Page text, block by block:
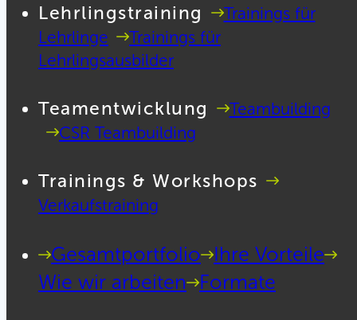
Lehrlingstraining
Trainings für
Lehrlinge
Trainings für
Lehrlingsausbilder
Teamentwicklung
Teambuilding
CSR Teambuilding
Trainings & Workshops
Verkaufstraining
Gesamtportfolio
Ihre Vorteile
Wie wir arbeiten
Formate